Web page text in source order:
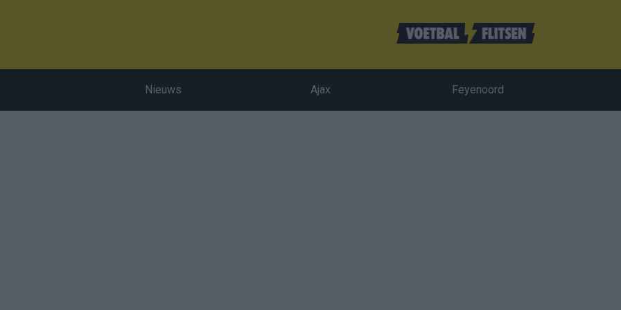
Nieuws Ajax Feyenoord